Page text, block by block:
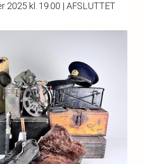
2025 kl. 19.00 | AFSLUTTET